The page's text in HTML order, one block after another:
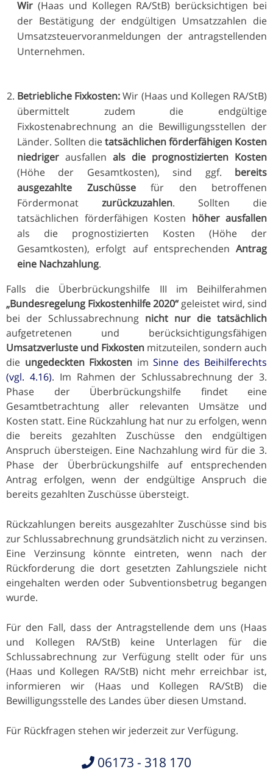
Wir (Haas und Kollegen RA/StB) berücksichtigen bei
der Bestätigung der endgültigen Umsatzzahlen die
Umsatzsteuervoranmeldungen der antragstellenden
Unternehmen.
Betriebliche Fixkosten:Wir (Haas und Kollegen RA/StB)
übermittelt zudem die endgültige
Fixkostenabrechnung an die Bewilligungsstellen der
Länder. Sollten dietatsächlichen förderfähigen Kosten
niedriger ausfallen als die prognostizierten Kosten
(Höhe der Gesamtkosten), sind ggf. bereits
ausgezahlte Zuschüssefür den betroffenen
Fördermonat zurückzuzahlen. Sollten die
tatsächlichen förderfähigen Kosten höher ausfallen
als die prognostizierten Kosten (Höhe der
Gesamtkosten), erfolgt auf entsprechenden Antrag
eine Nachzahlung.
Falls die Überbrückungshilfe III im Beihilferahmen
„Bundesregelung Fixkostenhilfe 2020“ geleistet wird, sind
bei der Schlussabrechnung nicht nur die tatsächlich
aufgetretenen und berücksichtigungsfähigen
Umsatzverluste und Fixkosten mitzuteilen, sondern auch
die ungedeckten Fixkosten im Sinne des Beihilferechts
(vgl. 4.16). Im Rahmen der Schlussabrechnung der 3.
Phase der Überbrückungshilfe findet eine
Gesamtbetrachtung aller relevanten Umsätze und
Kosten statt. Eine Rückzahlung hat nur zu erfolgen, wenn
die bereits gezahlten Zuschüsse den endgültigen
Anspruch übersteigen. Eine Nachzahlung wird für die 3.
Phase der Überbrückungshilfe auf entsprechenden
Antrag erfolgen, wenn der endgültige Anspruch die
bereits gezahlten Zuschüsse übersteigt.
Rückzahlungen bereits ausgezahlter Zuschüsse sind bis
zur Schlussabrechnung grundsätzlich nicht zu verzinsen.
Eine Verzinsung könnte eintreten, wenn nach der
Rückforderung die dort gesetzten Zahlungsziele nicht
eingehalten werden oder Subventionsbetrug begangen
wurde.
Für den Fall, dass der Antragstellende dem uns (Haas
und Kollegen RA/StB) keine Unterlagen für die
Schlussabrechnung zur Verfügung stellt oder für uns
(Haas und Kollegen RA/StB) nicht mehr erreichbar ist,
informieren wir (Haas und Kollegen RA/StB) die
Bewilligungsstelle des Landes über diesen Umstand.
Für Rückfragen stehen wir jederzeit zur Verfügung.
06173 - 318 170